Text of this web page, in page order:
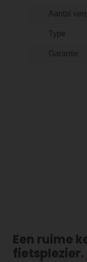
Aantal
Type
Garantie
Een ruime
fietsplezier